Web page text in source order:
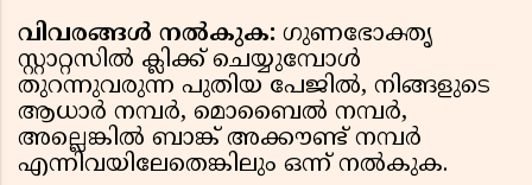
വിവരങ്ങൾ നൽകുക: ഗുണഭോക്തൃ
സ്റ്റാറ്റസിൽ ക്ലിക്ക് ചെയ്യുമ്പോൾ
തുറന്നുവരുന്ന പുതിയ പേജിൽ, നിങ്ങളുടെ
ആധാർ നമ്പർ, മൊബൈൽ നമ്പർ,
അല്ലെങ്കിൽ ബാങ്ക് അക്കൗണ്ട് നമ്പർ
എന്നിവയിലേതെങ്കിലും ഒന്ന് നൽകുക.